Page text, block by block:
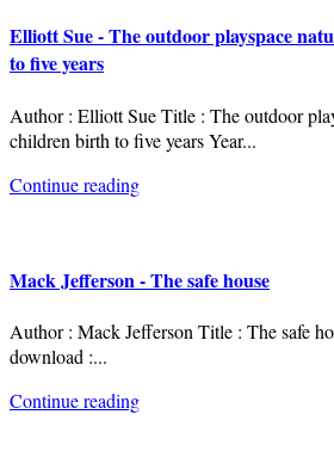
Elliott Sue - The outdoor playspace
to five years
Author : Elliott Sue Title : The outdoor
children birth to five years Year...
Continue reading
Mack Jefferson - The safe house
Author : Mack Jefferson Title : The safe
download :...
Continue reading